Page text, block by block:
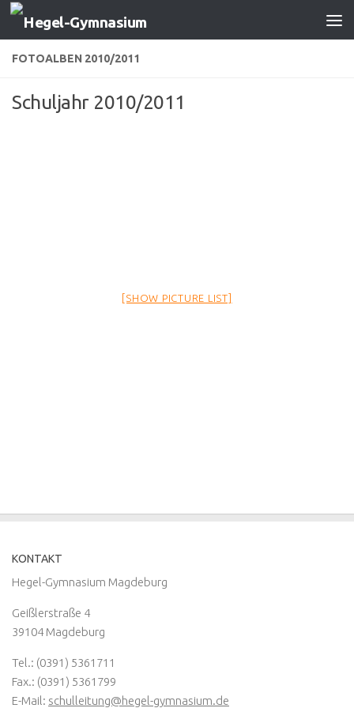
Zum Inhalt springen
FOTOALBEN 2010/2011
Schuljahr 2010/2011
[SHOW PICTURE LIST]
KONTAKT
Hegel-Gymnasium Magdeburg
Geißlerstraße 4
39104 Magdeburg
Tel.: (0391) 5361711
Fax.: (0391) 5361799
E-Mail: schulleitung@hegel-gymnasium.de